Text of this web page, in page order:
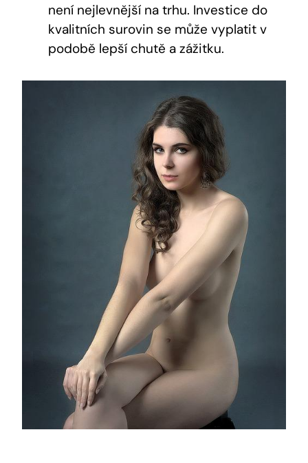
není nejlevnější na trhu. Investice do
kvalitních surovin se může vyplatit v
podobě lepší chutě a zážitku.